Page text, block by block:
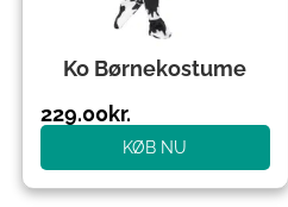
Ko Børnekostume
229.00kr.
KØB NU